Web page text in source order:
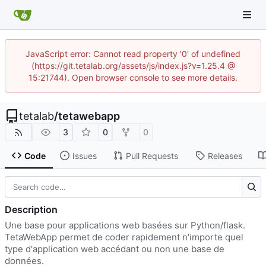
JavaScript error: Cannot read property '0' of undefined
(https://git.tetalab.org/assets/js/index.js?v=1.25.4 @
15:21744). Open browser console to see more details.
tetalab/tetawebapp
3 0 0
Code Issues Pull Requests Releases
Description
Une base pour applications web basées sur Python/flask.
TetaWebApp permet de coder rapidement n'importe quel
type d'application web accédant ou non une base de
données.